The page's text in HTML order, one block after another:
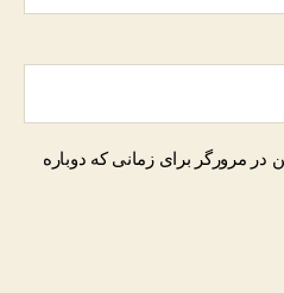
در مرورگر برای زمانی که دوباره